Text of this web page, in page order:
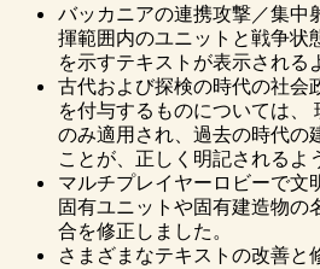
バッカニアの連携攻撃／集中
揮範囲内のユニットと戦争状
を示すテキストが表示される
古代および探検の時代の社会
を付与するものについては、
のみ適用され、過去の時代の
ことが、正しく明記されるよ
マルチプレイヤーロビーで文
固有ユニットや固有建造物の
合を修正しました。
さまざまなテキストの改善と